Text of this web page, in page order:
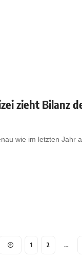
zieht Bilanz
wie im letzten Jahr
1 2 …